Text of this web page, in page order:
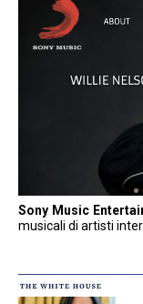
Sony Music
musicali di artisti